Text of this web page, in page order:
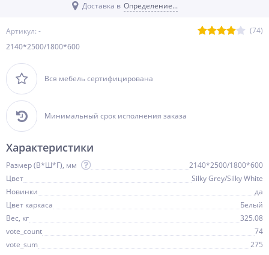
Артикул: -
(74)
2140*2500/1800*600
Вся мебель сертифицирована
Минимальный срок исполнения заказа
Доставка в Определение...
Характеристики
Размер (В*Ш*Г), мм
2140*2500/1800*600
Цвет
Silky Grey/Silky White
Новинки
да
Цвет каркаса
Белый
Вес, кг
325.08
vote_count
74
vote_sum
275